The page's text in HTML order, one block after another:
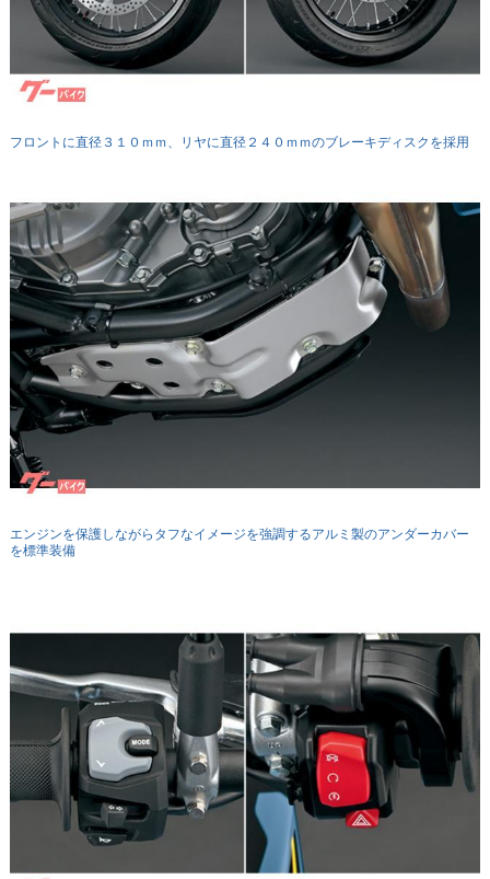
フロントに直径３１０ｍｍ、リヤに直径２４０ｍｍのブレーキディスクを採用
エンジンを保護しながらタフなイメージを強調するアルミ製のアンダーカバー
を標準装備